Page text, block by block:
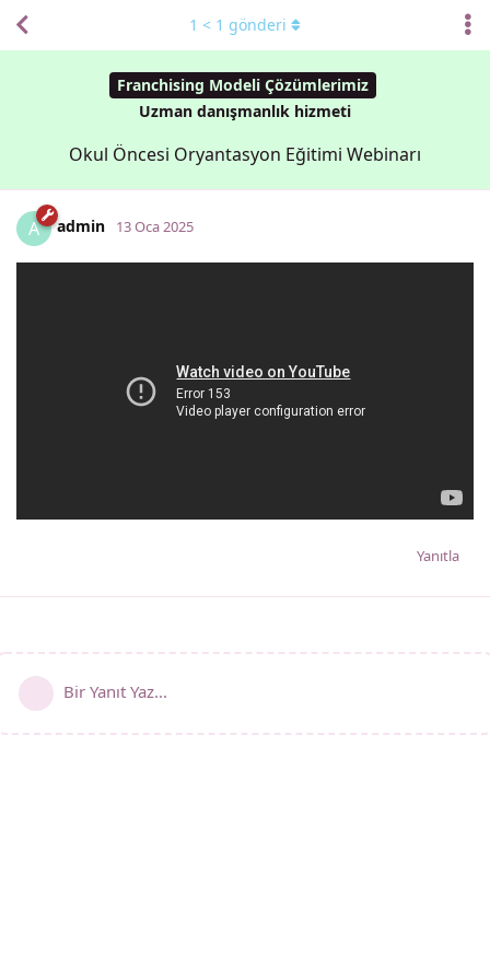
Franchising Modeli Çözümlerimiz
Uzman danışmanlık hizmeti
Okul Öncesi Oryantasyon Eğitimi Webinarı
1 < 1 gönderi
A admin 13 Oca 2025
Yanıtla
Bir Yanıt Yaz...